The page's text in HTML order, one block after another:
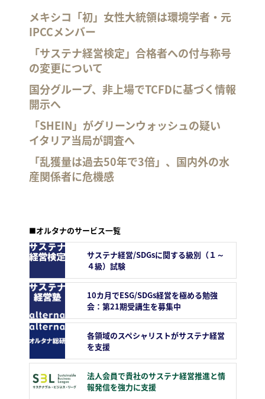
メキシコ「初」女性大統領は環境学者・元
IPCCメンバー
「サステナ経営検定」合格者への付与称号
の変更について
国分グループ、非上場でTCFDに基づく情報
開示へ
「SHEIN」がグリーンウォッシュの疑い
イタリア当局が調査へ
「乱獲量は過去50年で3倍」、国内外の水
産関係者に危機感
■オルタナのサービス一覧
サステナ経営/SDGsに関する級別（１～
４級）試験
10カ月でESG/SDGs経営を極める勉強
会：第21期受講生を募集中
各領域のスペシャリストがサステナ経営
を支援
法人会員で貴社のサステナ経営推進と情
報発信を強力に支援